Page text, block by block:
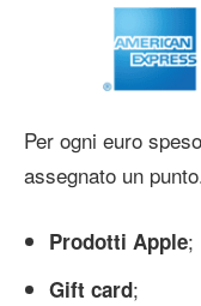
Per ogni euro
assegnato un
Prodotti Apple;
Gift card;